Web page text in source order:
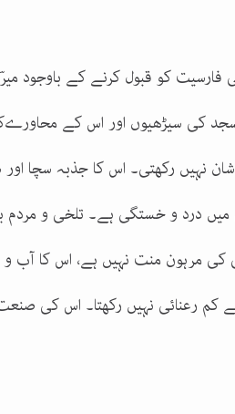
کو قبول کرنے کے باوجود
کی سیڑھیوں اور اس کے
شان نہیں رکھتی۔ اس کا جذبہ سچا
درد و خستگی ہے۔ تلخی و مردم
کی مرہون منت نہیں ہے، اس کا
رعنائی نہیں رکھتا۔ اس کی